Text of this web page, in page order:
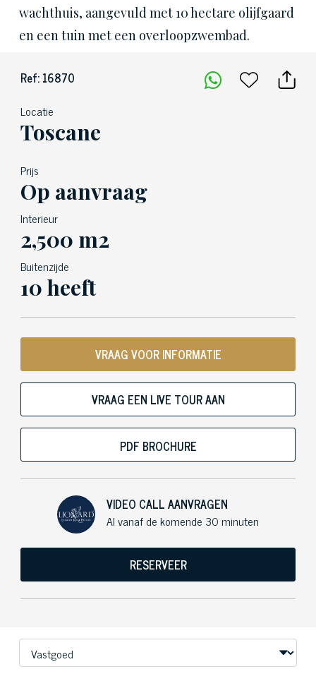
wachthuis, aangevuld met 10 hectare olijfgaard
en een tuin met een overloopzwembad.
Ref: 16870
Locatie
Toscane
Prijs
Op aanvraag
Interieur
2,500 m2
Buitenzijde
10 heeft
VRAAG VOOR INFORMATIE
VRAAG EEN LIVE TOUR AAN
PDF BROCHURE
VIDEO CALL AANVRAGEN
Al vanaf de komende 30 minuten
RESERVEER